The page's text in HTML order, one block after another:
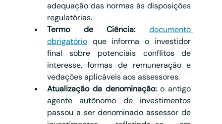
adequação das normas às disposições
regulatórias.
Termo de Ciência:
documento
obrigatório que informa o investidor
final sobre potenciais conflitos de
interesse, formas de remuneração e
vedações aplicáveis aos assessores.
Atualização da denominação: o antigo
agente autônomo de investimentos
passou a ser denominado assessor de